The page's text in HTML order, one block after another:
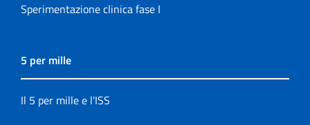
Sperimentazione clinica fase I
5 per mille
Il 5 per mille e l'ISS